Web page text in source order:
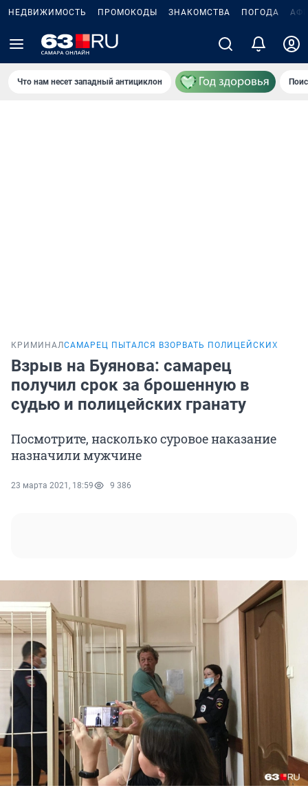
НЕДВИЖИМОСТЬ ПРОМОКОДЫ ЗНАКОМСТВА ПОГОДА
Что нам несет западный антициклон
КРИМИНАЛСАМАРЕЦ ПЫТАЛСЯ ВЗОРВАТЬ ПОЛИЦЕЙСКИХ
Взрыв на Буянова: самарец
получил срок за брошенную в
судью и полицейских гранату
Посмотрите, насколько суровое наказание
назначили мужчине
23 марта 2021, 18:59 9 386